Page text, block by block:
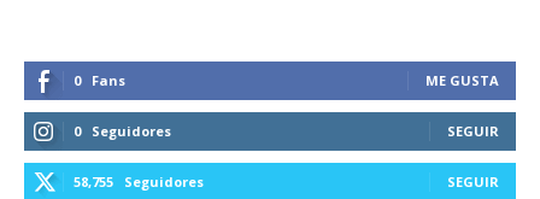
0 Fans ME GUSTA
0 Seguidores SEGUIR
58,755 Seguidores SEGUIR